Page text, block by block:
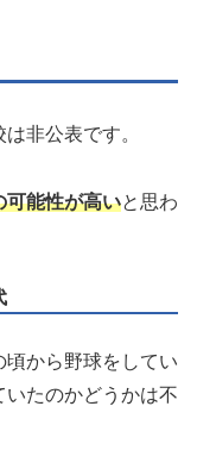
非公表です。
可能性が高いと思わ
から野球をしてい
いたのかどうかは不